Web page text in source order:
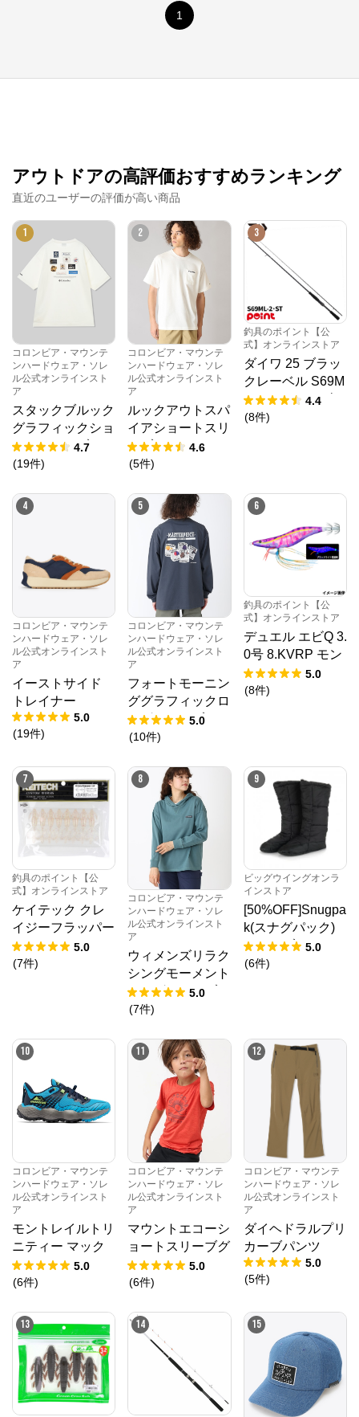
1
アウトドアの高評価おすすめランキング
直近のユーザーの評価が高い商品
1
コロンビア・マウンテ
ンハードウェア・ソレ
ル公式オンラインスト
ア
スタックブルック
グラフィックショ
ートスリーブTシ
ャツ
4.7
(19件)
2
コロンビア・マウンテ
ンハードウェア・ソレ
ル公式オンラインスト
ア
ルックアウトスパ
イアショートスリ
ーブTシャツ
4.6
(5件)
3
釣具のポイント【公
式】オンラインストア
ダイワ 25 ブラッ
クレーベル S69M
L-2・ST (2026年
追加モデル)
4.4
(8件)
4
コロンビア・マウンテ
ンハードウェア・ソレ
ル公式オンラインスト
ア
イーストサイド
トレイナー
5.0
(19件)
5
コロンビア・マウンテ
ンハードウェア・ソレ
ル公式オンラインスト
ア
フォートモーニン
ググラフィックロ
ングスリーブティ
ー
5.0
(10件)
6
釣具のポイント【公
式】オンラインストア
デュエル エビQ 3.
0号 8.KVRP モン
スターマスター
【ゆうパケット】
5.0
(8件)
7
釣具のポイント【公
式】オンラインストア
ケイテック クレ
イジーフラッパー
2.8インチ 529 ク
リスタルフラッシ
5.0
(7件)
8
コロンビア・マウンテ
ンハードウェア・ソレ
ル公式オンラインスト
ア
ウィメンズリラク
シングモーメント
ロングスリーブフ
ーディ
5.0
(7件)
9
ビッグウイングオンラ
インストア
[50%OFF]Snugpa
k(スナグパック)
テントブーツ
5.0
(6件)
10
コロンビア・マウンテ
ンハードウェア・ソレ
ル公式オンラインスト
ア
モントレイルトリ
ニティー マック
ス
5.0
(6件)
11
コロンビア・マウンテ
ンハードウェア・ソレ
ル公式オンラインスト
ア
マウントエコーシ
ョートスリーブグ
ラフィックTシャ
ツ
5.0
(6件)
12
コロンビア・マウンテ
ンハードウェア・ソレ
ル公式オンラインスト
ア
ダイヘドラルプリ
カーブパンツ
5.0
(5件)
13 14 15
式オンラインストア
公式ECサイト
※外部サイトが開きます
コロンビア・マウンテンハードウェア・ソレル
公式オンラインストアからのコメント
コロンビアスポーツウェアではアウトドア総合ブラン
ド「コロンビア」、本格登山、クライミングカテゴリ
ーのウェアやバックパックを提供している「マウンテ
ンハードウェア」、機能性とデザイン性を備えたフッ
トウェアブランド「ソレル」を展開しています。